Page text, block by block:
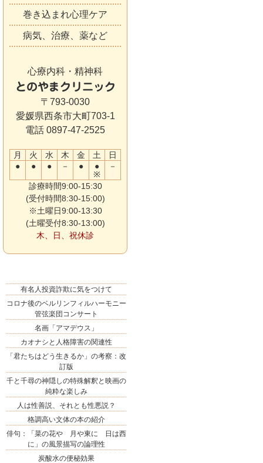
巻き込まれ心理ケア
病気、治療、薬など
心療内科・精神科
とのやまクリニック
〒793-0030
愛媛県西条市大町703-1
電話 0897-47-2525
月 火 水 木 金 土
日
●
● ● － ●
●
※
－
診療時間9:00-15:30
(受付時間8:30-15:00)
※土曜日9:00-13:30
(土曜受付8:30-13:00)
木、日、祝休診
有名人投資詐欺に気をつけて
コロナ後のベルリンフィルハーモニー
管弦楽団コンサート
名画「アマデウス」
カオナシと人格障害の関連性
「君たちはどう生きるか」の考察：改
訂版
千と千尋の神隠しの特殊解釈と映画の
純粋な楽しみ
人は性善説、それとも性悪説？
格調高い文体の本の紹介
俳句：「菜の花や 月や東に 日は西
に」の風景描写の論理性
炭酸水の便秘効果